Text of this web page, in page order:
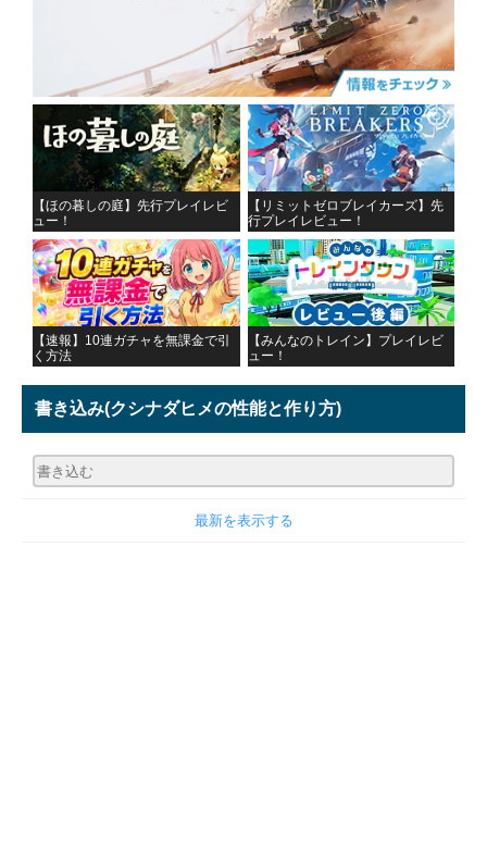
【ほの暮しの庭】先行プレイレビ
ュー！
【リミットゼロブレイカーズ】先
行プレイレビュー！
【速報】10連ガチャを無課金で引
く方法
【みんなのトレイン】プレイレビ
ュー！
書き込み(クシナダヒメの性能と作り方)
最新を表示する